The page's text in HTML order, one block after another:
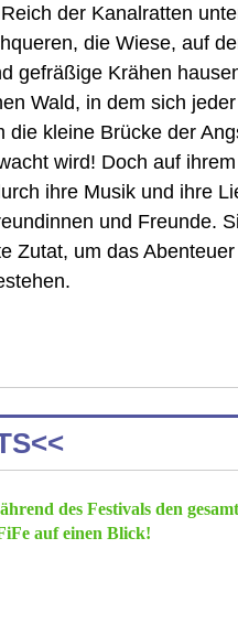
der Kanalratten
die Wiese, auf
gefräßige Krähen
Wald, in dem sich
die kleine Brücke der
wird! Doch auf
ihre Musik und ihre
und Freunde.
Zutat, um das
des Festivals den
auf einen Blick!